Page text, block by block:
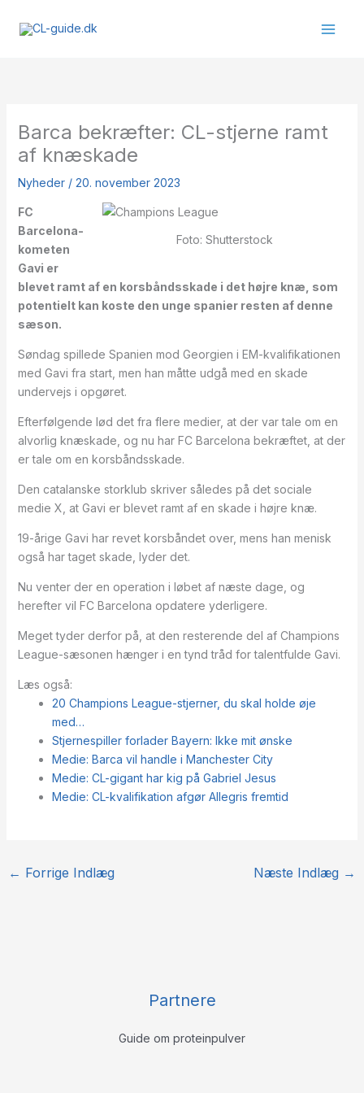
Barca bekræfter: CL-stjerne ramt
af knæskade
Nyheder/ 20. november 2023
Foto: Shutterstock
FC
Barcelona-
kometen
Gavi er
blevet ramt af en korsbåndsskade i det højre knæ, som
potentielt kan koste den unge spanier resten af denne
sæson.
Søndag spillede Spanien mod Georgien i EM-kvalifikationen
med Gavi fra start, men han måtte udgå med en skade
undervejs i opgøret.
Efterfølgende lød det fra flere medier, at der var tale om en
alvorlig knæskade, og nu har FC Barcelona bekræftet, at der
er tale om en korsbåndsskade.
Den catalanske storklub skriver således på det sociale
medie X, at Gavi er blevet ramt af en skade i højre knæ.
19-årige Gavi har revet korsbåndet over, mens han menisk
også har taget skade, lyder det.
Nu venter der en operation i løbet af næste dage, og
herefter vil FC Barcelona opdatere yderligere.
Meget tyder derfor på, at den resterende del af Champions
League-sæsonen hænger i en tynd tråd for talentfulde Gavi.
Læs også:
20 Champions League-stjerner, du skal holde øje
med…
Stjernespiller forlader Bayern: Ikke mit ønske
Medie: Barca vil handle i Manchester City
Medie: CL-gigant har kig på Gabriel Jesus
Medie: CL-kvalifikation afgør Allegris fremtid
← Forrige Indlæg Næste Indlæg →
Partnere
Guide om proteinpulver